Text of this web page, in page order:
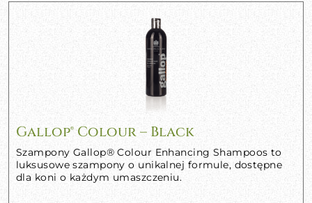
Gallop® Colour – Black
Szampony Gallop® Colour Enhancing Shampoos to
luksusowe szampony o unikalnej formule, dostępne
dla koni o każdym umaszczeniu.